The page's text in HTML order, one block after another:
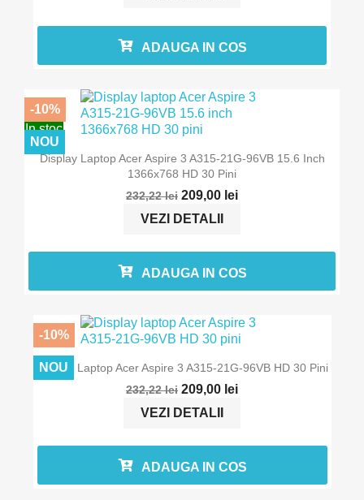
ADAUGA IN COS
In stoc
Display Laptop Acer Aspire 3 A315-21G-96VB 15.6 Inch
1366x768 HD 30 Pini
232,22 lei 209,00 lei
VEZI DETALII
-10%
NOU
ADAUGA IN COS
In stoc
Display Laptop Acer Aspire 3 A315-21G-96VB HD 30 Pini
232,22 lei 209,00 lei
VEZI DETALII
-10%
NOU
ADAUGA IN COS